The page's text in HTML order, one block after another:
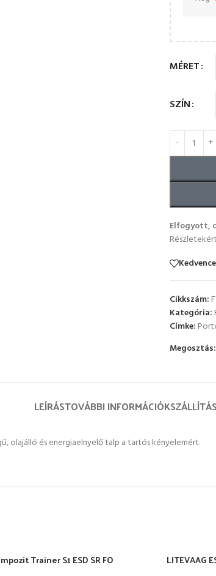
MÉRET
SZÍN
Elfogyott,
Cikkszám:
Kategória:
Címke:
Megosztás:
LEÍRÁSTOVÁBBI INFORMÁCIÓK
olajálló és energiaelnyelő talp a tartós kényelemért.
Trainer S1 ESD SR FO LITEVAAG